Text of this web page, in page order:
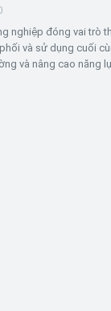
nghiệp đóng vai trò
và sử dụng cuối
và nâng cao năng